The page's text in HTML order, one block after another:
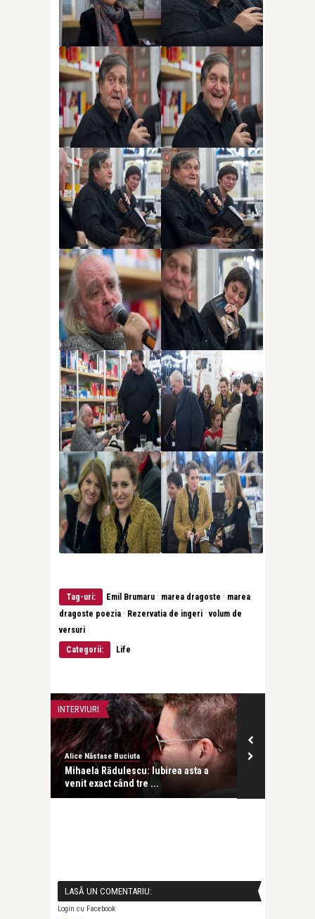
Tag-uri: Emil Brumaru · marea dragoste · marea
dragoste poezia · Rezervatia de ingeri ·volum de
versuri
Categorii:
Life
INTERVIURI
Alice Năstase Buciuta
Mihaela Rădulescu: Iubirea asta a
venit exact când tre ...
LASĂ UN COMENTARIU:
Login cu Facebook